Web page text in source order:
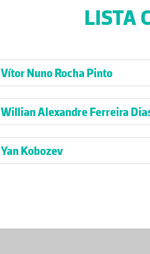
LISTA
Vítor Nuno Rocha Pinto
Willian Alexandre Ferreira
Yan Kobozev